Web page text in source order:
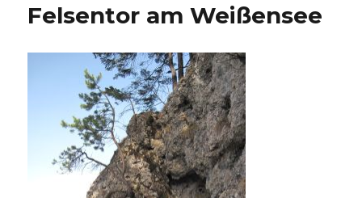
Felsentor am Weißensee